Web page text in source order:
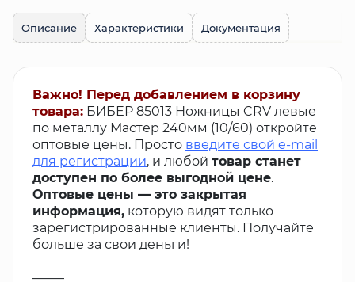
Описание Характеристики Документация
Важно! Перед добавлением в корзину
товара: БИБЕР 85013 Ножницы CRV левые
по металлу Мастер 240мм (10/60) откройте
оптовые цены. Просто введите свой e-mail
для регистрации, и любой товар станет
доступен по более выгодной цене.
Оптовые цены — это закрытая
информация, которую видят только
зарегистрированные клиенты. Получайте
больше за свои деньги!